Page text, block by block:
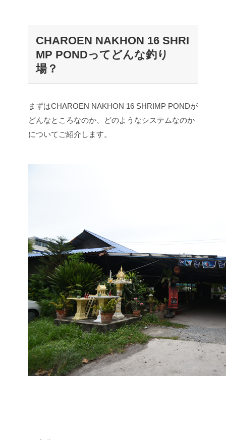
CHAROEN NAKHON 16 SHRI
MP PONDってどんな釣り
場？
まずはCHAROEN NAKHON 16 SHRIMP PONDが
どんなところなのか、どのようなシステムなのか
についてご紹介します。